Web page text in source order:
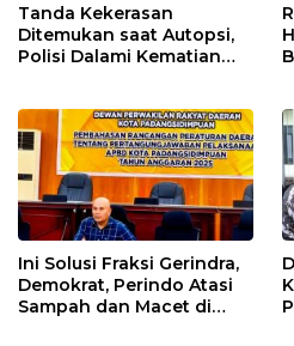
Tanda Kekerasan
Ditemukan saat Autopsi,
Polisi Dalami Kematian
Ini Solusi Fraksi Gerindra,
Demokrat, Perindo Atasi
Sampah dan Macet di